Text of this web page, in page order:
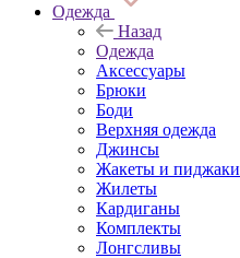
Одежда
Назад
Одежда
Аксессуары
Брюки
Боди
Верхняя одежда
Джинсы
Жакеты и пиджаки
Жилеты
Кардиганы
Комплекты
Лонгсливы